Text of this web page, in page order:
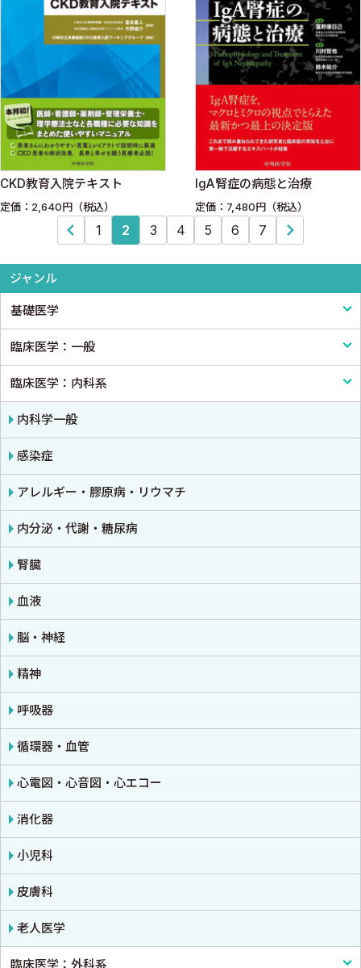
ジャンル
基礎医学
基礎医学一般
解剖学
生理学
免疫学・血清学
公衆衛生学
法医学
臨床医学：一般
臨床医学一般
診断・臨床検査
画像医学・放射線医学・核医学
プライマリケア医学・総合診療
救急医学・集中治療医学
癌・腫瘍一般・緩和医療
栄養・食事療法・輸液・輸血
薬物療法
東洋医学・漢方医学
臨床医学：内科系
内科学一般
感染症
アレルギー・膠原病・リウマチ
内分泌・代謝・糖尿病
腎臓
血液
脳・神経
精神
呼吸器
循環器・血管
心電図・心音図・心エコー
消化器
小児科
皮膚科
老人医学
臨床医学：外科系
CKD教育入院テキスト
定価：2,640円（税込）
IgA腎症の病態と治療
定価：7,480円（税込）
1 2 3 4 5 6 7